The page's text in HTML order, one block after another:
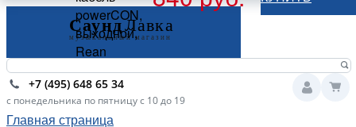
+7 (495) 648 65 34
с понедельника по пятницу с 10 до 19
Главная страница
powerCON,
выходной,
Rean